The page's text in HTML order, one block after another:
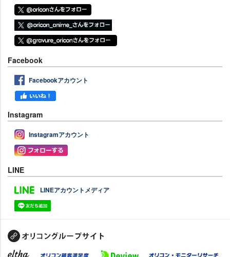
Facebook
Facebookアカウント
Instagram
Instagramアカウント
LINE
LINEアカウントメディア